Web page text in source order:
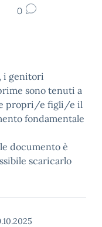
0
i genitori
sono tenuti a
propri/e figli/e il
fondamentale
documento è
scaricarlo